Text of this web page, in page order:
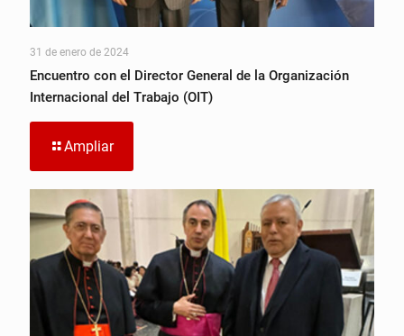
31 de enero de 2024
Encuentro con el Director General de la Organización
Internacional del Trabajo (OIT)
Ampliar